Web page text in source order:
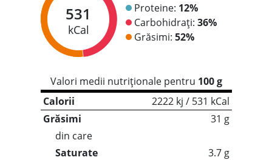
531
kCal
Proteine: 12%
Carbohidrați: 36%
Grăsimi: 52%
Valori medii nutriționale pentru 100 g
Calorii
2222 kj / 531 kCal
Grăsimi
31 g
din care
Saturate
3.7 g